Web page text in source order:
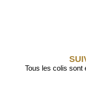
Tous les colis sont